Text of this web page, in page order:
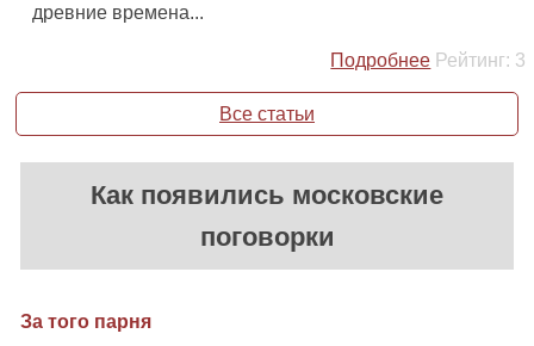
древние времена...
Подробнее Рейтинг: 3
Все статьи
Как появились московские
поговорки
За того парня